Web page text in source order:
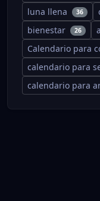
luna llena 36
bienestar 26
Calendario para
calendario para
calendario para